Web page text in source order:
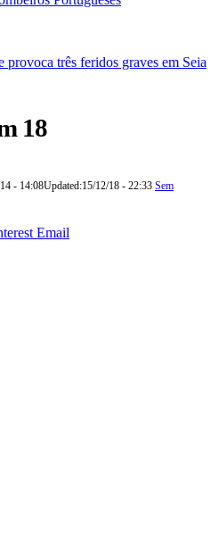
provoca três feridos graves em Seia
18
- 14:08Updated:15/12/18 - 22:33 Sem
Email